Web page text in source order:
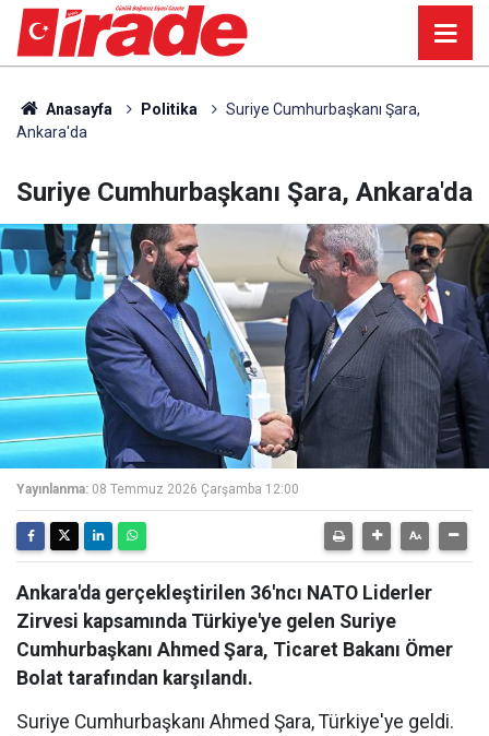
Anasayfa Politika
Suriye Cumhurbaşkanı Şara,
Ankara'da
Suriye Cumhurbaşkanı Şara, Ankara'da
Yayınlanma: 08 Temmuz 2026 Çarşamba 12:00
Ankara'da gerçekleştirilen 36'ncı NATO Liderler
Zirvesi kapsamında Türkiye'ye gelen Suriye
Cumhurbaşkanı Ahmed Şara, Ticaret Bakanı Ömer
Bolat tarafından karşılandı.
Suriye Cumhurbaşkanı Ahmed Şara, Türkiye'ye geldi.